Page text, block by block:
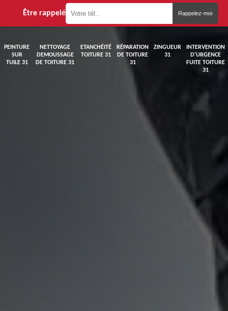
Être rappelé
PEINTURE
SUR
TUILE 31
NETTOYAGE
DEMOUSSAGE
DE TOITURE 31
ETANCHÉITÉ
TOITURE 31
RÉPARATION
DE TOITURE
31
ZINGUEUR
31
INTERVENTION
D'URGENCE
FUITE TOITURE
31